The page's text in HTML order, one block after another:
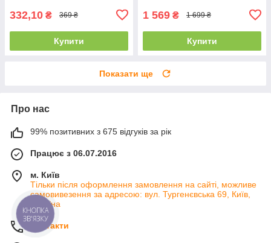
332,10 ₴ 369 ₴
Купити
1 569 ₴ 1 699 ₴
Купити
Показати ще
Про нас
99% позитивних з 675 відгуків за рік
Працює з 06.07.2016
м. Київ
Тільки після оформлення замовлення на сайті, можливе
самовивезення за адресою: вул. Тургенєвська 69, Київ,
Україна
Контакти
КНОПКА
ЗВ'ЯЗКУ